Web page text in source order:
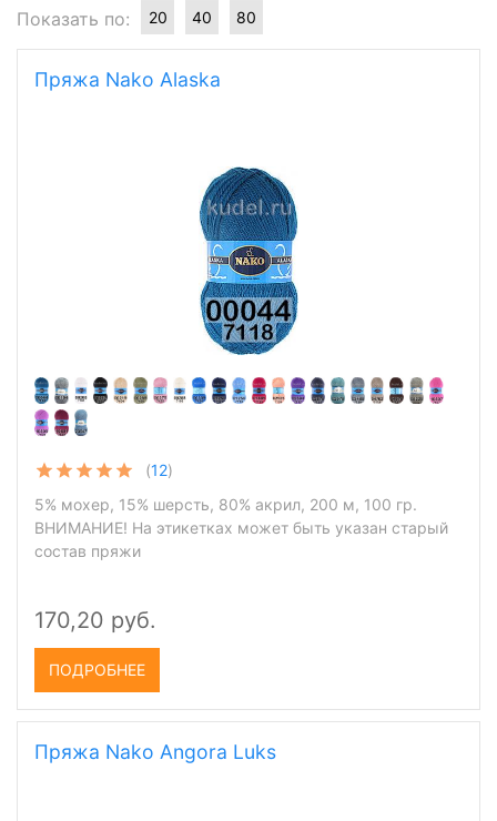
Показать по: 20 40 80
Пряжа Nako Alaska
(12)
5% мохер, 15% шерсть, 80% акрил, 200 м, 100 гр.
ВНИМАНИЕ! На этикетках может быть указан старый
состав пряжи
170,20 руб.
ПОДРОБНЕЕ
Пряжа Nako Angora Luks